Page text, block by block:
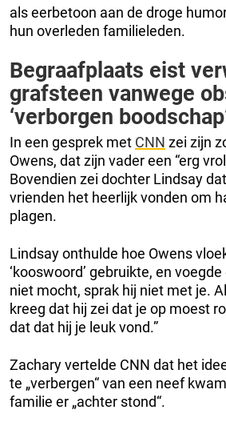
als eerbetoon aan de droge
hun overleden familieleden.
Begraafplaats eist
grafsteen vanwege
‘verborgen
In een gesprek met CNN zei zijn
Owens, dat zijn vader een “erg
Bovendien zei dochter Lindsay
vrienden het heerlijk vonden om
plagen.
Lindsay onthulde hoe Owens
‘kooswoord’ gebruikte, en
niet mocht, sprak hij niet met je.
kreeg dat hij zei dat je op moest
dat dat hij je leuk vond.”
Zachary vertelde CNN dat het
te „verbergen“ van een neef
familie er „achter stond“.